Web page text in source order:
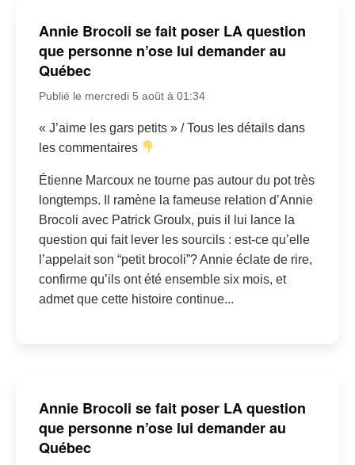
Annie Brocoli se fait poser LA question
que personne n’ose lui demander au
Québec
Publié le mercredi 5 août à 01:34
« J’aime les gars petits » / Tous les détails dans
les commentaires
Étienne Marcoux ne tourne pas autour du pot très
longtemps. Il ramène la fameuse relation d’Annie
Brocoli avec Patrick Groulx, puis il lui lance la
question qui fait lever les sourcils : est-ce qu’elle
l’appelait son “petit brocoli”? Annie éclate de rire,
confirme qu’ils ont été ensemble six mois, et
admet que cette histoire continue...
Annie Brocoli se fait poser LA question
que personne n’ose lui demander au
Québec